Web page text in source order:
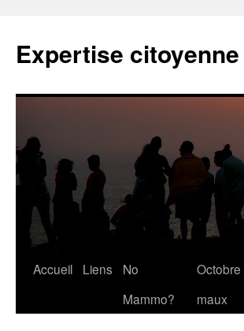
Expertise citoyenne
Accueil Liens
No
Mammo?
maux